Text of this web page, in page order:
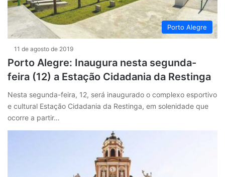
Porto Alegre
11 de agosto de 2019
Porto Alegre: Inaugura nesta segunda-
feira (12) a Estação Cidadania da Restinga
Nesta segunda-feira, 12, será inaugurado o complexo esportivo
e cultural Estação Cidadania da Restinga, em solenidade que
ocorre a partir…